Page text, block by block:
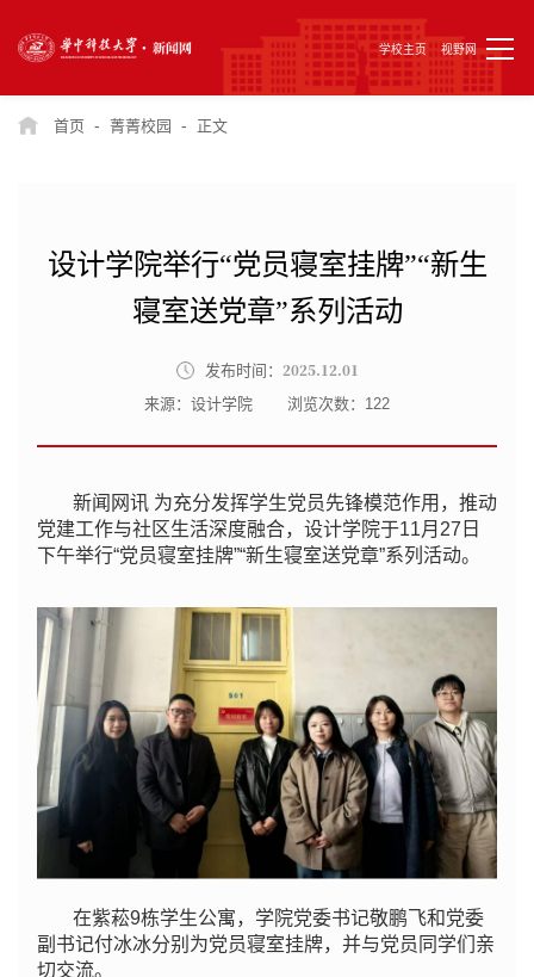
学校主页 视野网
首页 - 菁菁校园 - 正文
设计学院举行“党员寝室挂牌”“新生
寝室送党章”系列活动
发布时间： 2025.12.01
来源：设计学院 浏览次数： 122
新闻网讯 为充分发挥学生党员先锋模范作用，推动
党建工作与社区生活深度融合，设计学院于11月27日
下午举行“党员寝室挂牌”“新生寝室送党章”系列活动。
在紫菘9栋学生公寓，学院党委书记敬鹏飞和党委
副书记付冰冰分别为党员寝室挂牌，并与党员同学们亲
切交流。